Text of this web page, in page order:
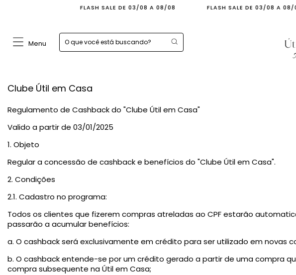
FLASH SALE DE 03/08 A 08/08 FLASH SALE DE 03/08 A 08/08
Menu
Clube Útil em Casa
Regulamento de Cashback do "Clube Útil em Casa"
Valido a partir de 03/01/2025
1. Objeto
Regular a concessão de cashback e benefícios do "Clube Útil em Casa".
2. Condições
2.1. Cadastro no programa:
Todos os clientes que fizerem compras atreladas ao CPF estarão
passarão a acumular benefícios:
a. O cashback será exclusivamente em crédito para ser utilizado em novas
b. O cashback entende-se por um crédito gerado a partir de uma compra
compra subsequente na Útil em Casa;